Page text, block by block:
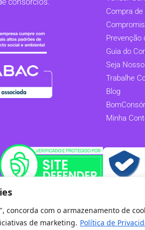
concorda com o armazenamento de
de marketing. Política de
Compra
Prevenção
Guia do
Seja
Trabalhe
Blog
Minha
S.A. - CNPJ: 11.654.952/0001-45